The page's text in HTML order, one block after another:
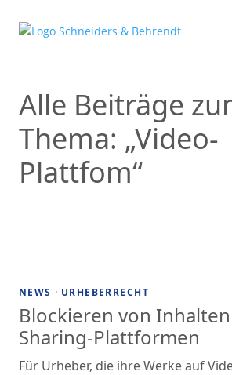
Alle Beiträge
Thema: „Video-
Plattfom“
NEWS · URHEBERRECHT
Blockieren von
Sharing-Plattformen
Für Urheber, die ihre Werke auf